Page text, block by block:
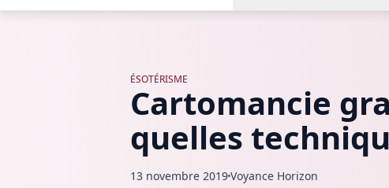
ÉSOTÉRISME
Cartomancie
quelles
13 novembre 2019Voyance Horizon